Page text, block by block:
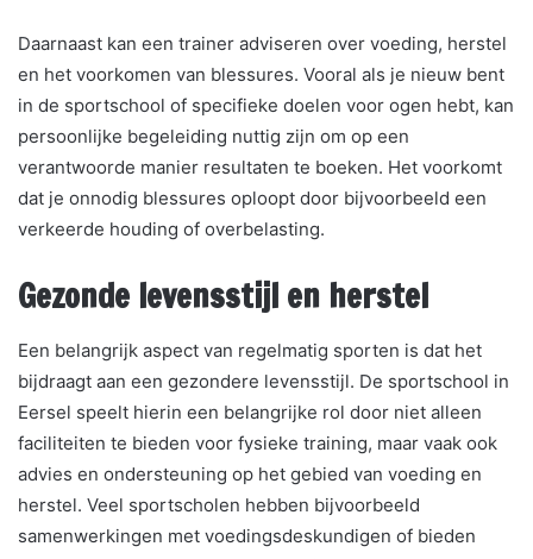
Daarnaast kan een trainer adviseren over voeding, herstel
en het voorkomen van blessures. Vooral als je nieuw bent
in de sportschool of specifieke doelen voor ogen hebt, kan
persoonlijke begeleiding nuttig zijn om op een
verantwoorde manier resultaten te boeken. Het voorkomt
dat je onnodig blessures oploopt door bijvoorbeeld een
verkeerde houding of overbelasting.
Gezonde levensstijl en herstel
Een belangrijk aspect van regelmatig sporten is dat het
bijdraagt aan een gezondere levensstijl. De sportschool in
Eersel speelt hierin een belangrijke rol door niet alleen
faciliteiten te bieden voor fysieke training, maar vaak ook
advies en ondersteuning op het gebied van voeding en
herstel. Veel sportscholen hebben bijvoorbeeld
samenwerkingen met voedingsdeskundigen of bieden